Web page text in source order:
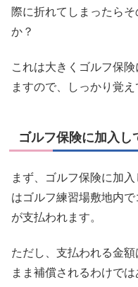
際に折れてしまったら
か？
これは大きくゴルフ保
ますので、しっかり覚え
ゴルフ保険に加入し
まず、ゴルフ保険に加
はゴルフ練習場敷地内
が支払われます。
ただし、支払われる金
まま補償されるわけでは